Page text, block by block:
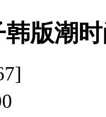
版潮